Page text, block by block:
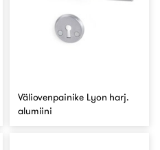
Väliovenpainike Lyon harj.
alumiini